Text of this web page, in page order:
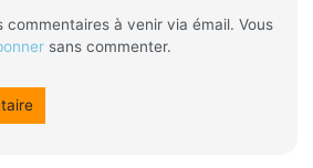
commentaires à venir via émail. Vous
sans commenter.